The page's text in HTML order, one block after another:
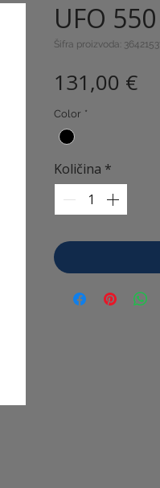
UFO 550
Šifra proizvoda:
131,00 €
Color *
Količina *